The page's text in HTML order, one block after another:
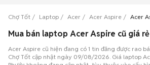
Chợ Tốt Laptop Acer Acer Aspire Acer
Mua bán laptop Acer Aspire cũ giá
Acer Aspire cũ hiện đang có 1 tin đăng được rao
Chợ Tốt cập nhật ngày 09/08/2026. Giá laptop